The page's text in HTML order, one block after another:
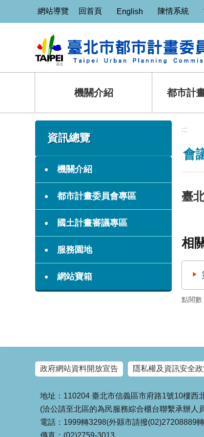
跳到主要內容區塊
:::網站導覽 回首頁 English 陳情系統
機關介紹 都市計
:::
資訊總覽
機關介紹
都市計畫委員會專區
國土計畫審議專區
服務園地
網站寶箱
:::
會
臺
相
點閱數
:::
政府網站資料開放宣告 隱私權及資訊安全
地址：110204 臺北市信義區市府路1號10樓西
(洽公請至北區的為民服務綜合櫃台聯繫承辦人
電話：1999轉3298(外縣市請撥(02)27208889